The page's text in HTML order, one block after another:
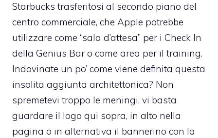
Starbucks trasferitosi al secondo piano del
centro commerciale, che Apple potrebbe
utilizzare come “sala d’attesa” per i Check In
della Genius Bar o come area per il training.
Indovinate un po’ come viene definita questa
insolita aggiunta architettonica? Non
spremetevi troppo le meningi, vi basta
guardare il logo qui sopra, in alto nella
pagina o in alternativa il bannerino con la